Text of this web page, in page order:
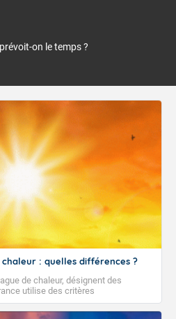
on le temps ?
: quelles différences ?
de chaleur, désignent des
utilise des critères
qualifier les épisodes de chaleur qui
et socio-économiques